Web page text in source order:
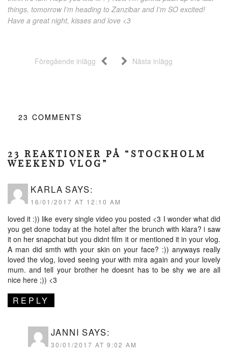
things, tomorrow I’m heading to Zanzibar and I’m SO excited!
Have a great night, kisses and love <3
Föregående inlägg Nästa inlägg
23 COMMENTS
23 REAKTIONER PÅ “STOCKHOLM
WEEKEND VLOG”
KARLA SAYS:
16/01/2017 AT 12:10 AM
loved it :)) like every single video you posted <3 I wonder what did
you get done today at the hotel after the brunch with klara? i saw
it on her snapchat but you didnt film it or mentioned it in your vlog.
A man did smth with your skin on your face? :)) anyways really
loved the vlog, loved seeing your with mira again and your lovely
mum. and tell your brother he doesnt has to be shy we are all
nice here ;)) <3
REPLY
JANNI SAYS:
30/01/2017 AT 9:02 AM